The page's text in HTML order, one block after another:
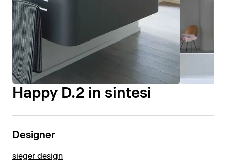
Happy D.2 in sintesi
Designer
sieger design